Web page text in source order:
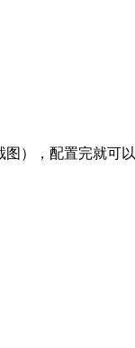
图），配置完就可以